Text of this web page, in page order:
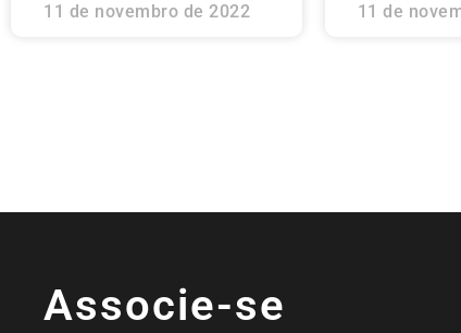
11 de novembro de 2022 11 de
Associe-se